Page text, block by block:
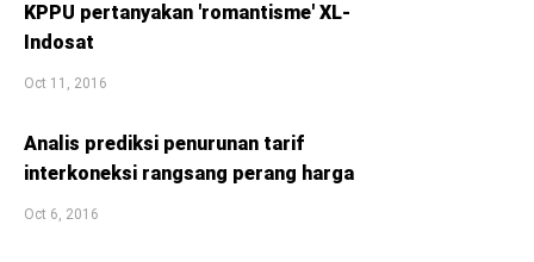
KPPU pertanyakan 'romantisme' XL-
Indosat
Oct 11, 2016
Analis prediksi penurunan tarif
interkoneksi rangsang perang harga
Oct 6, 2016